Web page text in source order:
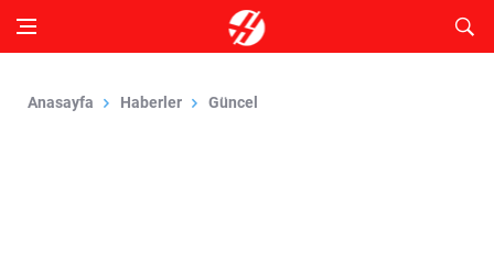
Anasayfa Haberler Güncel